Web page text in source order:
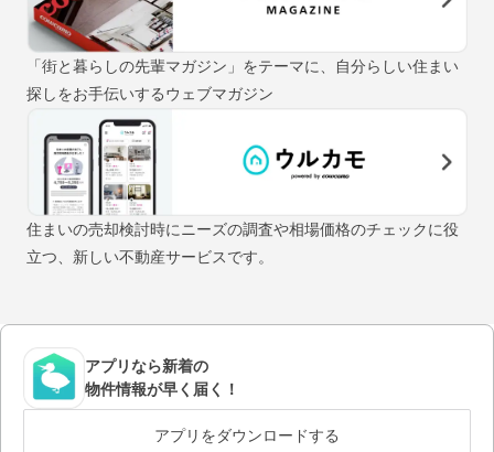
「街と暮らしの先輩マガジン」をテーマに、自分らしい住まい
探しをお手伝いするウェブマガジン
住まいの売却検討時にニーズの調査や相場価格のチェックに役
立つ、新しい不動産サービスです。
アプリなら新着の
物件情報が早く届く！
アプリをダウンロードする